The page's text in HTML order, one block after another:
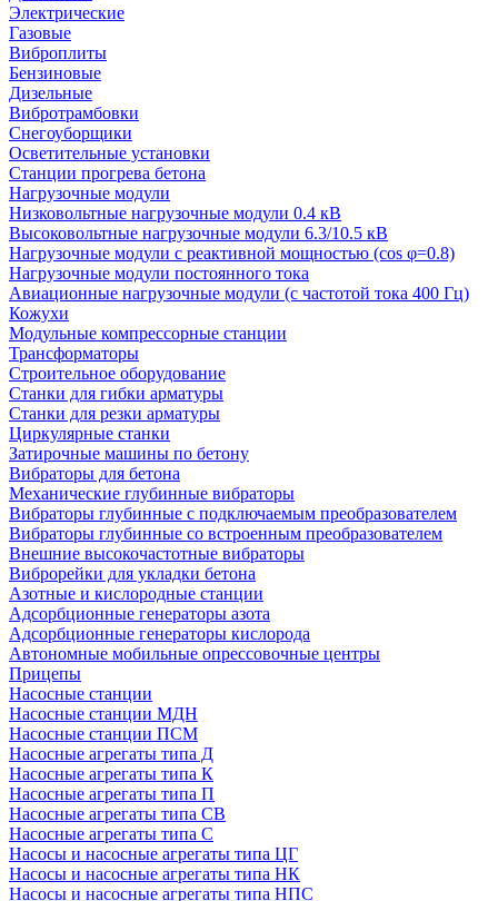
Электрические
Газовые
Виброплиты
Бензиновые
Дизельные
Вибротрамбовки
Снегоуборщики
Осветительные установки
Станции прогрева бетона
Нагрузочные модули
Низковольтные нагрузочные модули 0.4 кВ
Высоковольтные нагрузочные модули 6.3/10.5 кВ
Нагрузочные модули с реактивной мощностью (cos φ=0.8)
Нагрузочные модули постоянного тока
Авиационные нагрузочные модули (с частотой тока 400 Гц)
Кожухи
Модульные компрессорные станции
Трансформаторы
Строительное оборудование
Станки для гибки арматуры
Станки для резки арматуры
Циркулярные станки
Затирочные машины по бетону
Вибраторы для бетона
Механические глубинные вибраторы
Вибраторы глубинные с подключаемым преобразователем
Вибраторы глубинные со встроенным преобразователем
Внешние высокочастотные вибраторы
Виброрейки для укладки бетона
Азотные и кислородные станции
Адсорбционные генераторы азота
Адсорбционные генераторы кислорода
Автономные мобильные опрессовочные центры
Прицепы
Насосные станции
Насосные станции МДН
Насосные станции ПСМ
Насосные агрегаты типа Д
Насосные агрегаты типа К
Насосные агрегаты типа П
Насосные агрегаты типа СВ
Насосные агрегаты типа С
Насосы и насосные агрегаты типа ЦГ
Насосы и насосные агрегаты типа НК
Насосы и насосные агрегаты типа НПС